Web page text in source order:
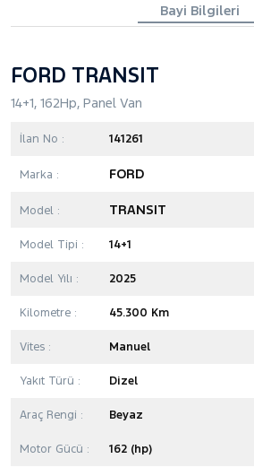
Bayi Bilgileri
FORD TRANSIT
14+1, 162Hp, Panel Van
İlan No : 141261
Marka : FORD
Model : TRANSIT
Model Tipi : 14+1
Model Yılı : 2025
Kilometre : 45.300 Km
Vites : Manuel
Yakıt Türü : Dizel
Araç Rengi : Beyaz
Motor Gücü : 162 (hp)